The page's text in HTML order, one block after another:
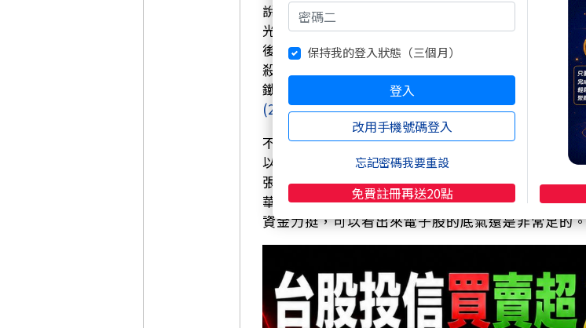
說到被狠心提款的重災區，絕對非面板族群莫屬。
光是群創(3481)一家就慘遭暴砍近22萬張，成為單
後的友達(2409)也被大砍將近17萬張，加上彩晶
殺聲隆隆的場面真的是嚇壞不少散戶。另一方面，
鐵了心要分手，繼續苦情賣超近3萬張，這已經是投
(2884)等部分金融股，也成了投信這波獲利了結、
不過，有人被賣，就代表有其他板塊正在被瘋狂掃
以及特定的金融股身上。外資就像是看到週年慶特
張，穩坐外資買超冠軍寶座。力積電(6770)
也不遑
華邦電(2344)和旺宏(2337)，以及測試大廠京元電
資金力挺，可以看出來電子股的底氣還是非常足的
保持我的登入狀態（三個月）
登入
改用手機號碼登入
忘記密碼我要重設
免費註冊再送20點